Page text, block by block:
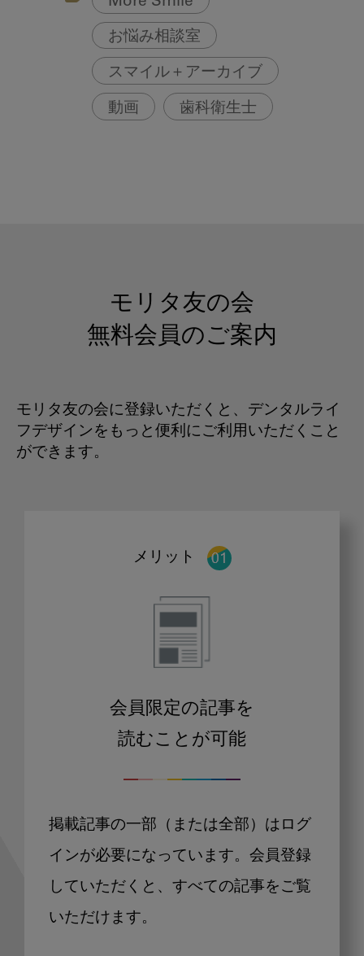
お悩み相談室
スマイル＋アーカイブ
動画 歯科衛生士
モリタ友の会
無料会員のご案内
モリタ友の会に登録いただくと、デンタルライ
フデザインをもっと便利にご利用いただくこと
ができます。
メリット
会員限定の記事を
読むことが可能
掲載記事の一部（または全部）はログ
インが必要になっています。会員登録
していただくと、すべての記事をご覧
いただけます。